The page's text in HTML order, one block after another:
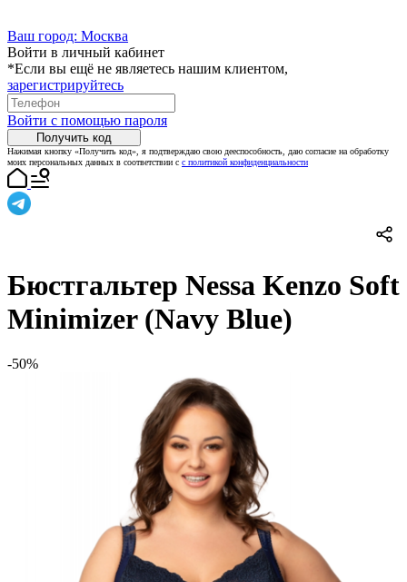
Ваш город: Москва
Войти в личный кабинет
*Если вы ещё не являетесь нашим клиентом,
зарегистрируйтесь
Войти с помощью пароля
Получить код
Нажимая кнопку «Получить код», я подтверждаю свою дееспособность, даю согласие на обработку
моих персональных данных в соответствии с с политикой конфиденциальности
Бюстгальтер Nessa Kenzo Soft
Minimizer (Navy Blue)
-50%